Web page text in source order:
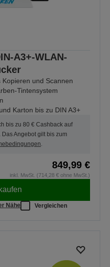
A3+-WLAN-
Kopieren und Scannen
Tintensystem
Karton bis zu DIN A3+
bis zu 80 € Cashback auf
Angebot gilt bis zum
.
849,99 €
inkl. MwSt. (714,28 € ohne MwSt.)
Nähe Vergleichen